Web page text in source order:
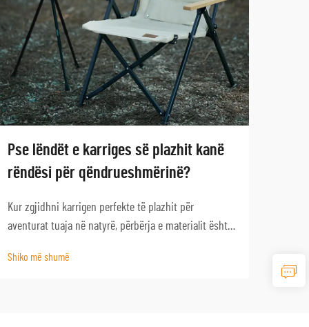
Pse lëndët e karriges së plazhit kanë
rëndësi për qëndrueshmërinë?
Kur zgjidhni karrigen perfekte të plazhit për
aventurat tuaja në natyrë, përbërja e materialit është
qëndrueshmërinë dhe performancën afatgjatë.
Shiko më shumë
apo